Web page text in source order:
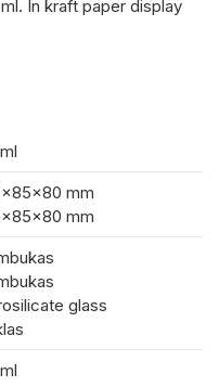
In kraft paper display
mm
mm
glass